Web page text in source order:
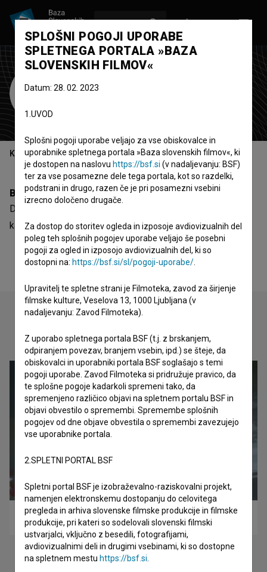
Domen Učakar
Kazalo
Biografija
Domen Učakar je avtor glasbe. Najnovejši projekt, pri
katerem je sodeloval, jeSub Persona (2019).
Oglejte si
Lifecutter ~ PTSD (2020)
SPLOŠNI POGOJI UPORABE
SPLETNEGA PORTALA »BAZA
SLOVENSKIH FILMOV«
Datum: 28. 02. 2023
1.UVOD
Splošni pogoji uporabe veljajo za vse obiskovalce in
uporabnike spletnega portala »Baza slovenskih filmov«, ki
je dostopen na naslovu https://bsf.si (v nadaljevanju: BSF)
ter za vse posamezne dele tega portala, kot so razdelki,
podstrani in drugo, razen če je pri posamezni vsebini
izrecno določeno drugače.
Za dostop do storitev ogleda in izposoje avdiovizualnih del
poleg teh splošnih pogojev uporabe veljajo še posebni
pogoji za ogled in izposojo avdiovizualnih del, ki so
dostopni na: https://bsf.si/sl/pogoji-uporabe/
Upravitelj te spletne strani je Filmoteka, zavod za širjenje
filmske kulture, Veselova 13, 1000 Ljubljana (v
nadaljevanju: Zavod Filmoteka).
Z uporabo spletnega portala BSF (t.j. z brskanjem,
odpiranjem povezav, branjem vsebin, ipd.) se šteje, da
obiskovalci in uporabniki portala BSF soglašajo s temi
pogoji uporabe. Zavod Filmoteka si pridružuje pravico, da
te splošne pogoje kadarkoli spremeni tako, da
spremenjeno različico objavi na spletnem portalu BSF in
objavi obvestilo o spremembi. Spremembe splošnih
pogojev od dne objave obvestila o spremembi zavezujejo
vse uporabnike portala.
2.SPLETNI PORTAL BSF
Spletni portal BSF je izobraževalno-raziskovalni projekt,
namenjen elektronskemu dostopanju do celovitega
pregleda in arhiva slovenske filmske produkcije in filmske
produkcije, pri kateri so sodelovali slovenski filmski
ustvarjalci, vključno z besedili, fotografijami,
avdiovizualnimi deli in drugimi vsebinami, ki so dostopne
na spletnem mestu https://bsf.si